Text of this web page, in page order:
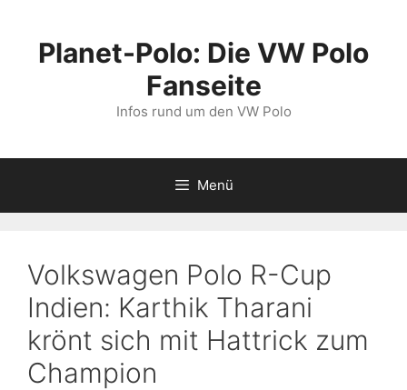
springenPlanet-Polo: Die VW Polo
Fanseite
Infos rund um den VW Polo
Menü
Volkswagen Polo R-Cup
Indien: Karthik Tharani
krönt sich mit Hattrick zum
Champion